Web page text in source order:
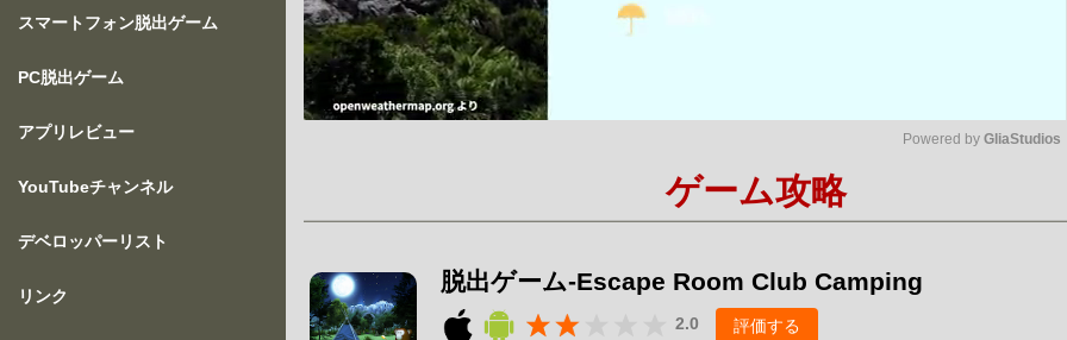
スマートフォン脱出ゲーム
PC脱出ゲーム
アプリレビュー
YouTubeチャンネル
デベロッパーリスト
リンク
Powered by GliaStudios
ゲーム攻略
脱出ゲーム-Escape Room Club Camping
2.0 評価する